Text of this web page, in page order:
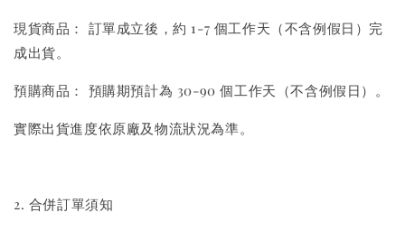
美國貓草毛線鼠鼠加購
現貨商品： 訂單成立後，約 1-7 個工作天（不含例假日）完
成出貨。
預購商品： 預購期預計為 30-90 個工作天（不含例假日）。
實際出貨進度依原廠及物流狀況為準。
2. 合併訂單須知